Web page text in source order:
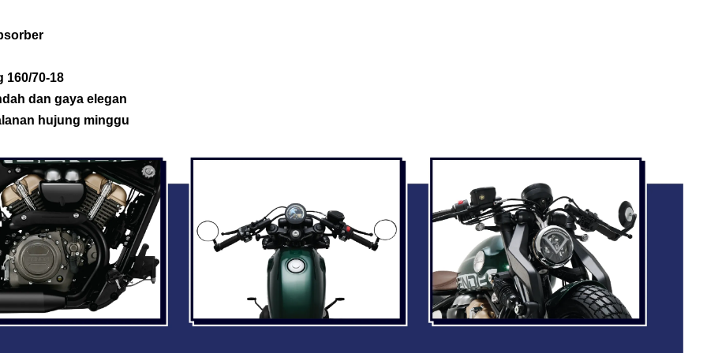
160/70-18
dan gaya elegan
hujung minggu